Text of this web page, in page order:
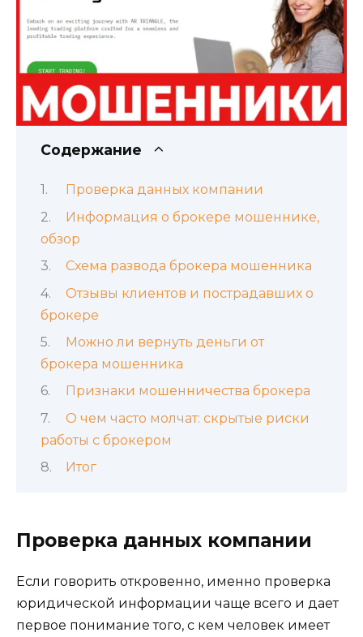
Содержание
Проверка данных компании
Информация о брокере мошеннике,
обзор
Схема развода брокера мошенника
Отзывы клиентов и пострадавших о
брокере
Можно ли вернуть деньги от
брокера мошенника
Признаки мошенничества брокера
О чем часто молчат: скрытые риски
работы с брокером
Итог
Проверка данных компании
Если говорить откровенно, именно проверка
юридической информации чаще всего и дает
первое понимание того, с кем человек имеет